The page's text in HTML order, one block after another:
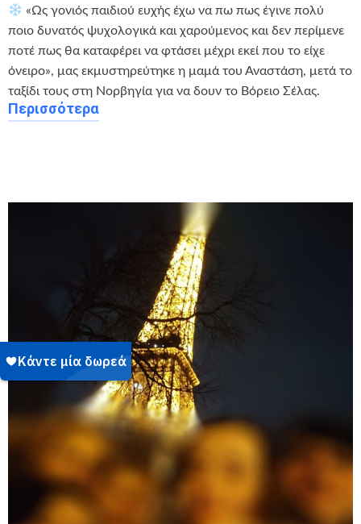
«Ως γονιός παιδιού ευχής έχω να πω πως έγινε πολύ
ποιο δυνατός ψυχολογικά και χαρούμενος και δεν περίμενε
ποτέ πως θα καταφέρει να φτάσει μέχρι εκεί που το είχε
όνειρο», μας εκμυστηρεύτηκε η μαμά του Αναστάση, μετά το
ταξίδι τους στη Νορβηγία για να δουν το Βόρειο Σέλας.
Περισσότερα